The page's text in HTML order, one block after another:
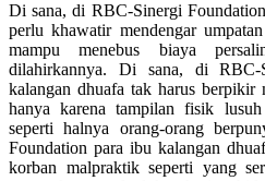
Di sana, di RBC-Sinergi
perlu khawatir mendengar
mampu menebus biaya
dilahirkannya. Di sana, di RBC-
kalangan dhuafa tak harus berpikir
hanya karena tampilan fisik
seperti halnya orang-orang
Foundation para ibu kalangan
korban malpraktik seperti yang